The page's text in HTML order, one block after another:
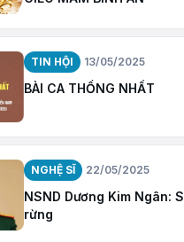
TIN HỘI 13/05/2025
BÀI CA THỐNG NHẤT
NGHỆ SĨ 22/05/2025
NSND Dương Kim Ngân:
rừng